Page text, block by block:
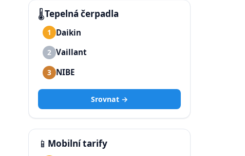
🌡️Tepelná čerpadla
1 Daikin
2 Vaillant
3 NIBE
Srovnat →
📱 Mobilní tarify